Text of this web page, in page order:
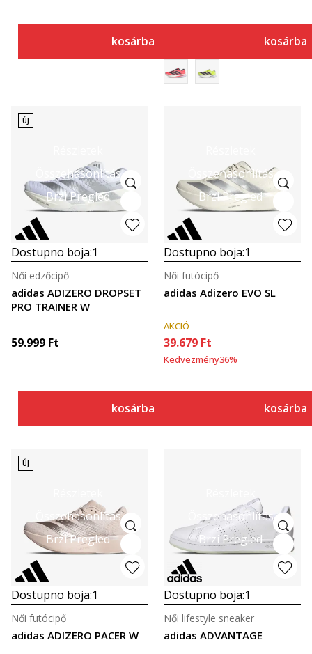
kosárba kosárba
Összehasonlítás
Brzi Pregled
ÚJ
Dostupno boja:1
adidas ADIZERO DROPSET
PRO TRAINER W
Női edzőcipő
59.999 Ft
kosárba
Összehasonlítás
Brzi Pregled
Dostupno boja:1
adidas Adizero EVO SL
Női futócipő
AKCIÓ
39.679 Ft
Kedvezmény36%
kosárba
Összehasonlítás
Brzi Pregled
ÚJ
Dostupno boja:1
adidas ADIZERO PACER W
Női futócipő
Összehasonlítás
Brzi Pregled
Dostupno boja:1
adidas ADVANTAGE
Női lifestyle sneaker